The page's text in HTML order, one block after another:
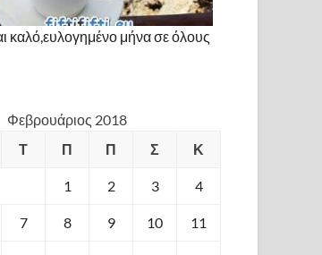
καλό,ευλογημένο μήνα σε όλους
Φεβρουάριος 2018
Τ Π Π Σ Κ
1 2 3 4
7 8 9 10 11